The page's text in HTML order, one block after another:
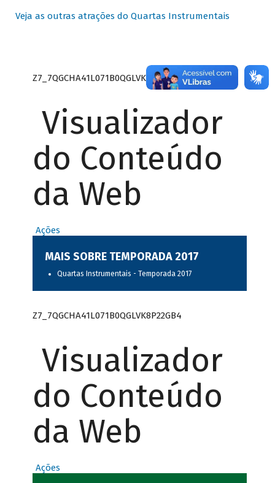
Veja as outras atrações do Quartas Instrumentais
Z7_7QGCHA41L071B0QGLVK8P22GJ7
Visualizador
do Conteúdo
da Web
Ações
MAIS SOBRE TEMPORADA 2017
Quartas Instrumentais - Temporada 2017
Z7_7QGCHA41L071B0QGLVK8P22GB4
Visualizador
do Conteúdo
da Web
Ações